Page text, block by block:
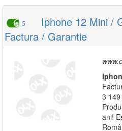
5
Iphone 12 Mini /
Factura / Garantie
3
ani!